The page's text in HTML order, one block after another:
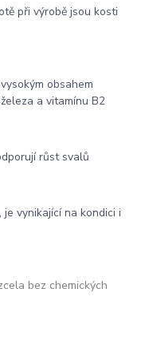
při výrobě jsou kosti
obsahem
a vitamínu B2
růst svalů
vynikající na kondici i
bez chemických